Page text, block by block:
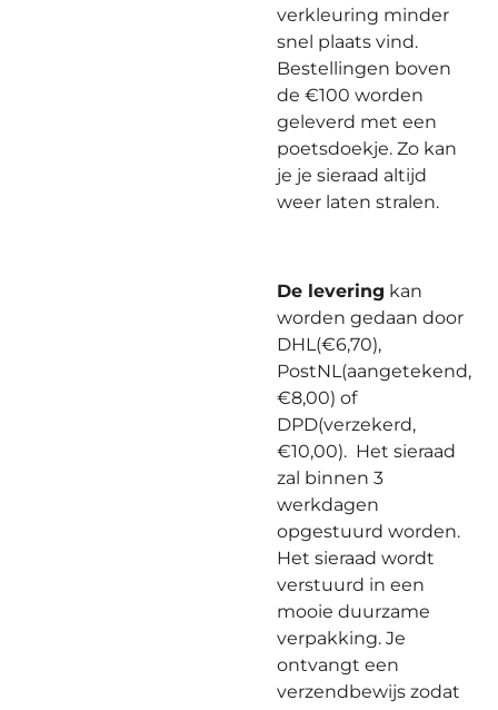
verkleuring minder
snel plaats vind.
Bestellingen boven
de €100 worden
geleverd met een
poetsdoekje. Zo kan
je je sieraad altijd
weer laten stralen.
De levering kan
worden gedaan door
DHL(€6,70),
PostNL(aangetekend,
€8,00) of
DPD(verzekerd,
€10,00). Het sieraad
zal binnen 3
werkdagen
opgestuurd worden.
Het sieraad wordt
verstuurd in een
mooie duurzame
verpakking. Je
ontvangt een
verzendbewijs zodat